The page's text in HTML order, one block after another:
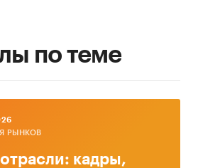
по теме
РЫНКОВ
кадры,